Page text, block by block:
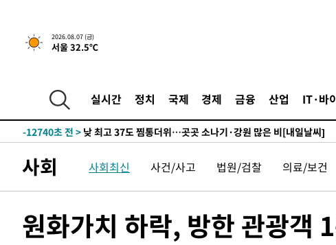
2026.08.07 (금)
서울 32.5℃
실시간 정치 국제 경제 금융 산업 IT·바
↓-24189초 전 >[속보]이 대통령 "부동산 공급 기존 사고방식 매달리지 말고 과감
실천"
-23274초 전 >이란, "오만과 '중앙 단일 루트' 합의…북쪽 인바운드·남쪽 아웃바
-14806초 전 >
[속보]이 대통령, '호우피해' 안동·의성 관할 4개 면 특별재난지
-14769초 전 >
갈 수도
-12740초 전 > 낮 최고 37도 찜통더위…곳곳 소나기·강원 많은 비[내일날씨]
응"
-7902초 전 >
여자배구 이재영·이다영 자매, 아제르바이잔 투란VC 입단
-7155초 전 >외국인 심판 성 접대 7경기 들여다보니…한국 축구 '5승 2무'
-6842초 전 >[속보]코스피, 6200선 약보합…0.60% 내린 6258.77에 마쳐
사회 사회최신 사건/사고 법원/검찰 의료/보건
원화가치 하락, 방한 관광객